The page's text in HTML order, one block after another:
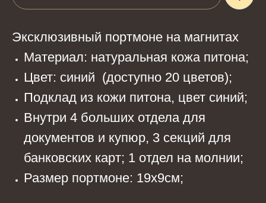
Эксклюзивный портмоне на магнитах
Материал: натуральная кожа питона;
Цвет: синий (доступно 20 цветов);
Подклад из кожи питона, цвет синий;
Внутри 4 больших отдела для
документов и купюр, 3 секций для
банковских карт; 1 отдел на молнии;
Размер портмоне: 19х9см;